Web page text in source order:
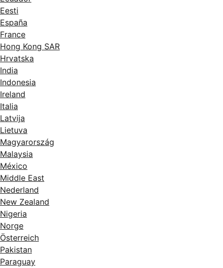
Eesti
España
France
Hong Kong SAR
Hrvatska
India
Indonesia
Ireland
Italia
Latvija
Lietuva
Magyarország
Malaysia
México
Middle East
Nederland
New Zealand
Nigeria
Norge
Österreich
Pakistan
Paraguay